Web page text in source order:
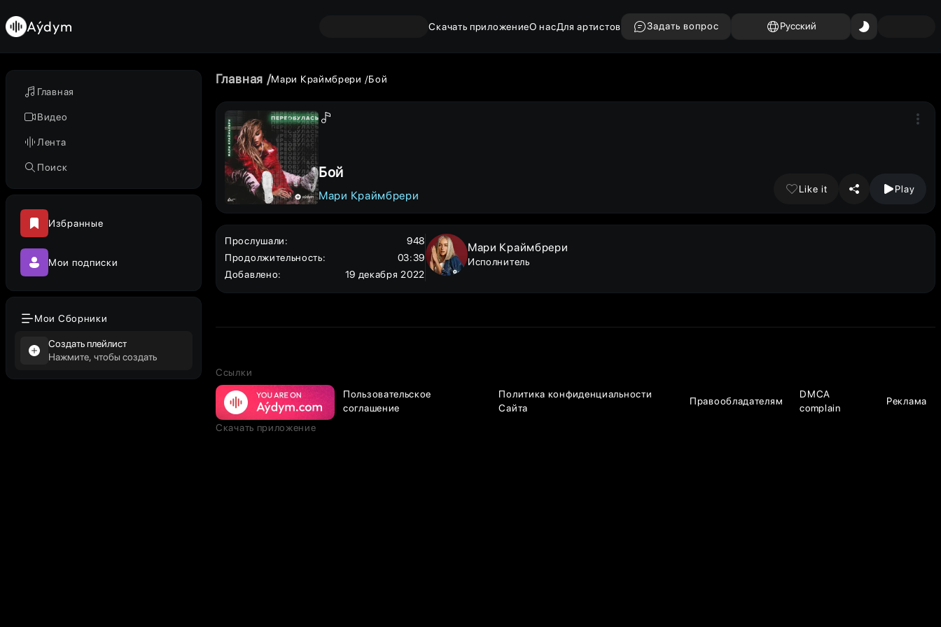
Главная
Видео
Лента
Поиск
Избранные
Мои подписки
Мои Сборники
Создать плейлист
Нажмите, чтобы создать
Aýdym Скачать приложениеО насДля артистов Задать вопрос Русский
Главная Мари Краймбрери Бой
Бой
Мари Краймбрери
Like it Play
Прослушали:
948
Продолжительность:
03:39
Добавлено: 19 декабря 2022
Мари Краймбрери
Исполнитель
Ссылки
Пользовательское
соглашение
Политика конфиденциальности
Сайта
Правообладателям
DMCA
complain
Реклама
Скачать приложение